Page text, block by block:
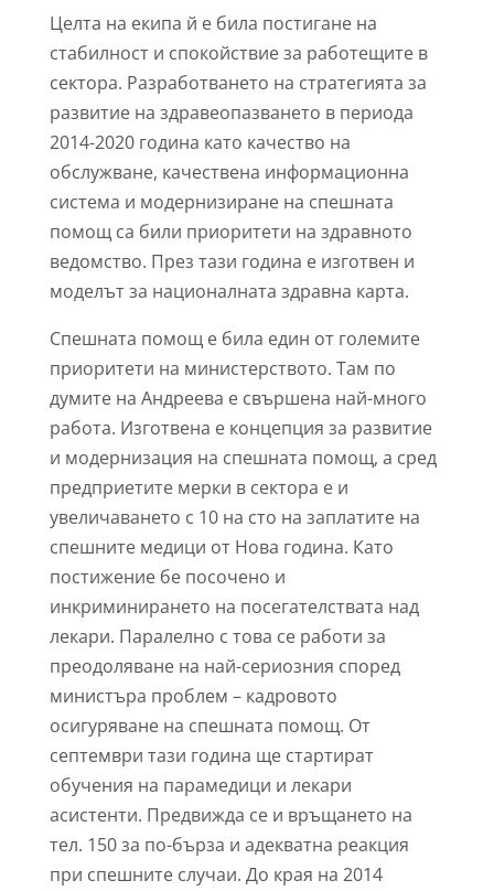
Целта на екипа й е била постигане на
стабилност и спокойствие за работещите в
сектора. Разработването на стратегията за
развитие на здравеопазването в периода
2014-2020 година като качество на
обслужване, качествена информационна
система и модернизиране на спешната
помощ са били приоритети на здравното
ведомство. През тази година е изготвен и
моделът за националната здравна карта.
Спешната помощ е била един от големите
приоритети на министерството. Там по
думите на Андреева е свършена най-много
работа. Изготвена е концепция за развитие
и модернизация на спешната помощ, а сред
предприетите мерки в сектора е и
увеличаването с 10 на сто на заплатите на
спешните медици от Нова година. Като
постижение бе посочено и
инкриминирането на посегателствата над
лекари. Паралелно с това се работи за
преодоляване на най-сериозния според
министъра проблем – кадровото
осигуряване на спешната помощ. От
септември тази година ще стартират
обучения на парамедици и лекари
асистенти. Предвижда се и връщането на
тел. 150 за по-бърза и адекватна реакция
при спешните случаи. До края на 2014